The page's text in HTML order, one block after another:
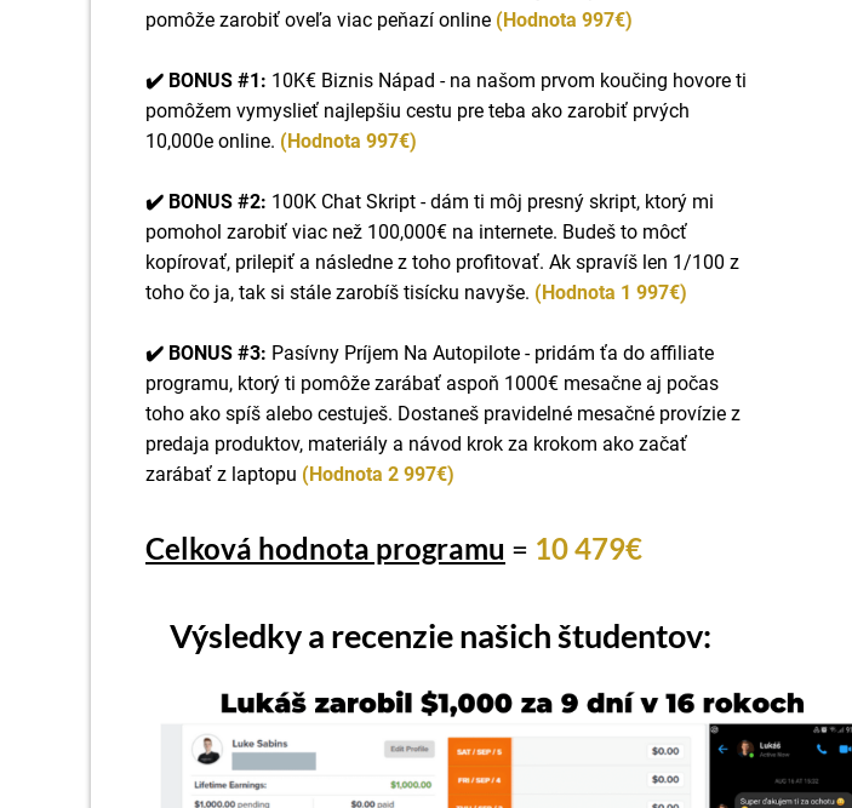
pomôže zarobiť oveľa viac peňazí online (Hodnota 997€)
✔️ BONUS #1: 10K€ Biznis Nápad - na našom prvom koučing hovore ti
pomôžem vymyslieť najlepšiu cestu pre teba ako zarobiť prvých
10,000e online. (Hodnota 997€)
✔️ BONUS #2: 100K Chat Skript - dám ti môj presný skript, ktorý mi
pomohol zarobiť viac než 100,000€ na internete. Budeš to môcť
kopírovať, prilepiť a následne z toho profitovať. Ak spravíš len 1/100 z
toho čo ja, tak si stále zarobíš tisícku navyše. (Hodnota 1 997€)
✔️ BONUS #3: Pasívny Príjem Na Autopilote - pridám ťa do affiliate
programu, ktorý ti pomôže zarábať aspoň 1000€ mesačne aj počas
toho ako spíš alebo cestuješ. Dostaneš pravidelné mesačné provízie z
predaja produktov, materiály a návod krok za krokom ako začať
zarábať z laptopu (Hodnota 2 997€)
Celková hodnota programu = 10 479€
Výsledky a recenzie našich študentov: